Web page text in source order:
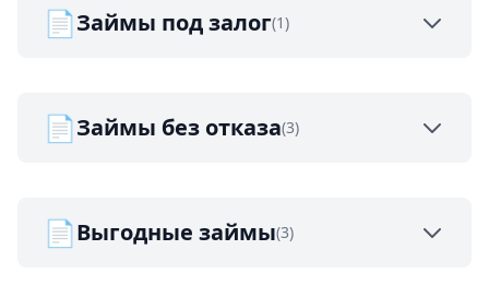
📄Займы под залог(1)
📄Займы без отказа(3)
📄Выгодные займы(3)